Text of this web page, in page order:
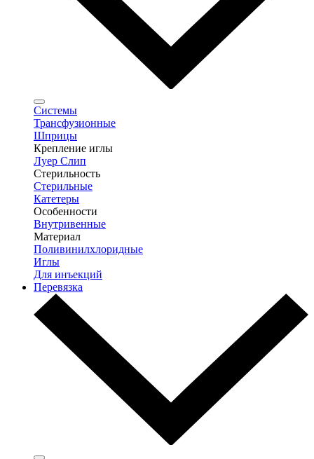
Системы
Трансфузионные
Шприцы
Крепление иглы
Луер Слип
Стерильность
Стерильные
Катетеры
Особенности
Внутривенные
Материал
Поливинилхлоридные
Иглы
Для инъекций
Перевязка